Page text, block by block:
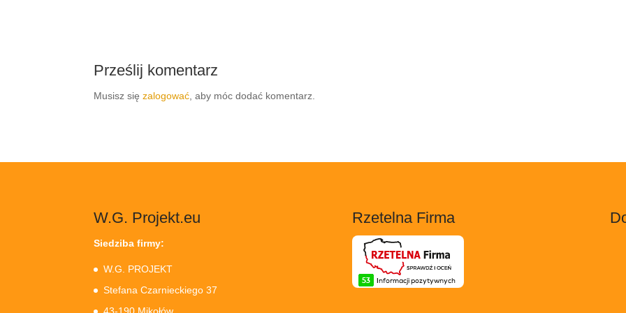
Prześlij komentarz
Musisz sięzalogować, aby móc dodać komentarz.
W.G. Projekt.eu
Siedziba firmy:
W.G. PROJEKT
Stefana Czarnieckiego 37
Rzetelna Firma